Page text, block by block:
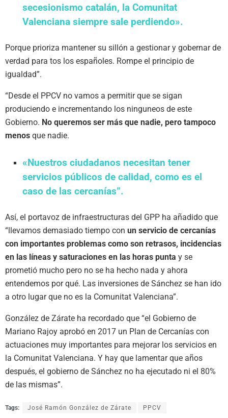
secesionismo catalán, la Comunitat
Valenciana siempre sale perdiendo».
Porque prioriza mantener su sillón a gestionar y gobernar de
verdad para tos los españoles. Rompe el principio de
igualdad”.
“Desde el PPCV no vamos a permitir que se sigan
produciendo e incrementando los ninguneos de este
Gobierno. No queremos ser más que nadie, pero tampoco
menos que nadie.
«Nuestros ciudadanos necesitan tener
servicios públicos de calidad, como es el
caso de las cercanías”.
Así, el portavoz de infraestructuras del GPP ha añadido que
“llevamos demasiado tiempo con un servicio de cercanías
con importantes problemas como son retrasos, incidencias
en las líneas y saturaciones en las horas punta y se
prometió mucho pero no se ha hecho nada y ahora
entendemos por qué. Las inversiones de Sánchez se han ido
a otro lugar que no es la Comunitat Valenciana”.
González de Zárate ha recordado que “el Gobierno de
Mariano Rajoy aprobó en 2017 un Plan de Cercanías con
actuaciones muy importantes para mejorar los servicios en
la Comunitat Valenciana. Y hay que lamentar que años
después, el gobierno de Sánchez no ha ejecutado ni el 80%
de las mismas”.
Tags: José Ramón González de Zárate PPCV